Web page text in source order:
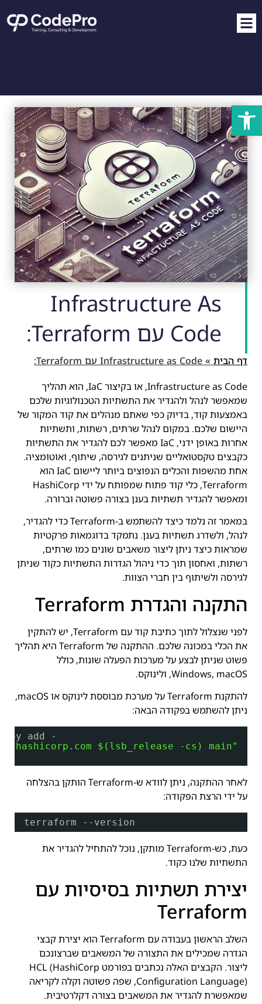
פתח סרגל נגישות
Infrastructure As
Code עם Terraform:
דף הבית » Infrastructure as Code עם Terraform:
Infrastructure as Code, או בקיצור IaC, הוא תהליך
שמאפשר לנהל ולהגדיר את התשתיות הטכנולוגיות שלכם
באמצעות קוד, בדיוק כפי שאתם מנהלים את קוד המקור של
היישום שלכם. במקום לנהל שרתים, רשתות, ותשתיות
אחרות באופן ידני, IaC מאפשר לכם להגדיר את התשתיות
כקבצים טקסטואליים שניתנים לגירסה, שיתוף, ואוטומציה.
אחת מהשפות והכלים הנפוצים ביותר ליישום IaC הוא
Terraform, כלי קוד פתוח שמפותח על ידי HashiCorp
ומאפשר להגדיר תשתיות בענן בצורה פשוטה וברורה.
במאמר זה נלמד כיצד להשתמש ב-Terraform כדי להגדיר,
לנהל, ולשדרג תשתיות בענן. נתמקד בדוגמאות פרקטיות
שמראות כיצד ניתן ליצור משאבים שונים כמו שרתים,
רשתות, ואחסון תוך כדי ניהול הגדרות התשתיות כקוד שניתן
לגירסה ולשיתוף בין חברי הצוות.
התקנה והגדרת Terraform
לפני שנצלול לתוך כתיבת קוד עם Terraform, יש להתקין
את הכלי במכונה שלכם. ההתקנה של Terraform היא תהליך
פשוט שניתן לבצע על מערכות הפעלה שונות, כולל
Windows, macOS, ולינוקס.
להתקנת Terraform על מערכת מבוססת לינוקס או macOS,
ניתן להשתמש בפקודה הבאה:
key add -
$(lsb_release -cs) main"
לאחר ההתקנה, ניתן לוודא ש-Terraform הותקן בהצלחה
על ידי הרצת הפקודה:
terraform --version
כעת, כש-Terraform מותקן, נוכל להתחיל להגדיר את
התשתיות שלנו כקוד.
יצירת תשתיות בסיסיות עם
Terraform
השלב הראשון בעבודה עם Terraform הוא יצירת קבצי
הגדרה שמכילים את התצורה של המשאבים שברצונכם
ליצור. הקבצים האלה נכתבים בפורמט HCL (HashiCorp
Configuration Language), שפה פשוטה וקלה לקריאה
שמאפשרת להגדיר את המשאבים בצורה דקלרטיבית.